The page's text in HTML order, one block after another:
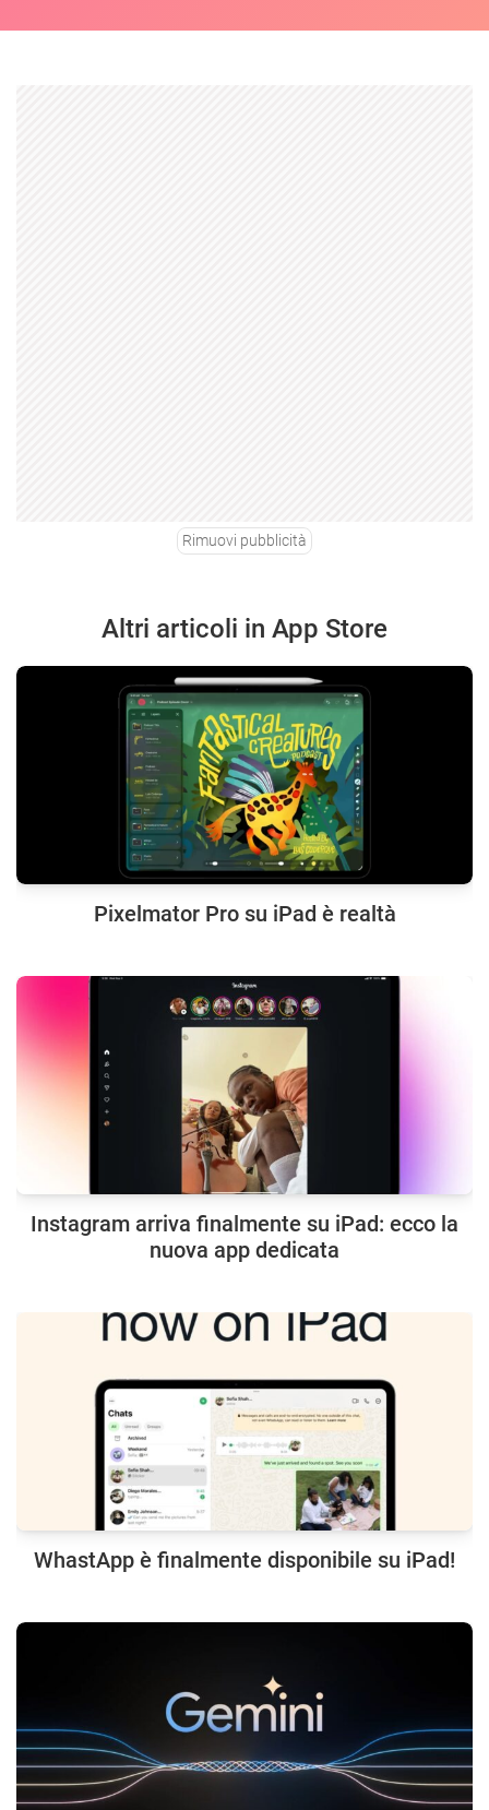
Rimuovi pubblicità
Altri articoli in App Store
Pixelmator Pro su iPad è realtà
Instagram arriva finalmente su iPad: ecco la
nuova app dedicata
WhastApp è finalmente disponibile su iPad!